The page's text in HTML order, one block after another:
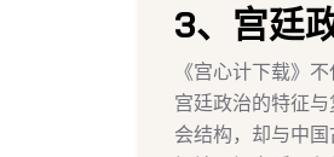
3、宫廷
《宫心计下载》
宫廷政治的特征
会结构，却与中